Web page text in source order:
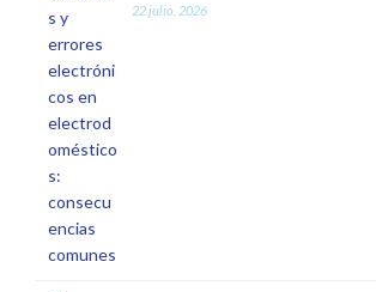
22 julio, 2026